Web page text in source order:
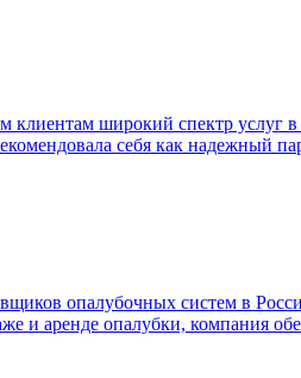
клиентам широкий спектр
себя как надежный
опалубочных систем в
и аренде опалубки, компания